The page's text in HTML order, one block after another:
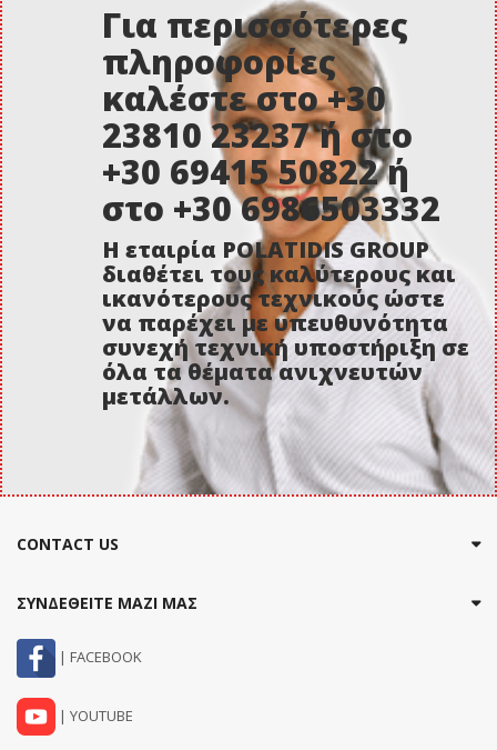
Για περισσότερες
πληροφορίες
καλέστε στο +30
23810 23237 ή στο
+30 69415 50822 ή
στο +30 6986503332
Η εταιρία POLATIDIS GROUP
διαθέτει τους καλύτερους και
ικανότερους τεχνικούς ώστε
να παρέχει με υπευθυνότητα
συνεχή τεχνική υποστήριξη σε
όλα τα θέματα ανιχνευτών
μετάλλων.
CONTACT US
ΣΥΝΔΕΘΕΙΤΕ ΜΑΖΙ ΜΑΣ
| FACEBOOK
| YOUTUBE